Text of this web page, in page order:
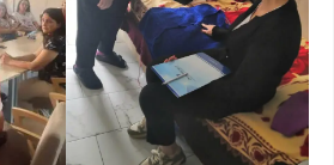
ХУМАНИТАРНА ДЕЈНОСТ
КАКО ДА ДОНИРАТЕ
И ДЕЈСТВО ПРИ КАТАСТРОФИ
КАТАСТРОФИ ПРИ ООЦК КУМАНОВО